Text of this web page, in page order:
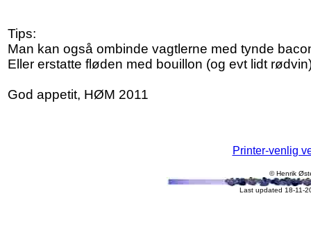
Tips:
Man kan også ombinde vagtlerne med tynde
Eller erstatte fløden med bouillon (og evt lidt
God appetit, HØM 2011
Printer-venlig
© Henrik
Last updated 18-11-